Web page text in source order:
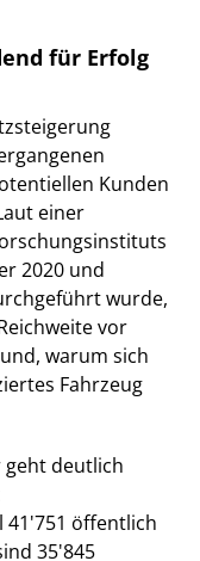
für Erfolg
Kunden
einer
2020 und
wurde,
vor
warum sich
Fahrzeug
deutlich
41'751 öffentlich
35'845